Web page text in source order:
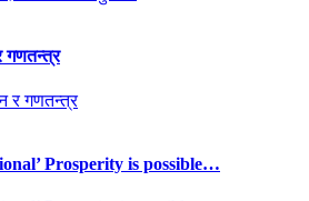
गणतन्त्र
Prosperity is possible…